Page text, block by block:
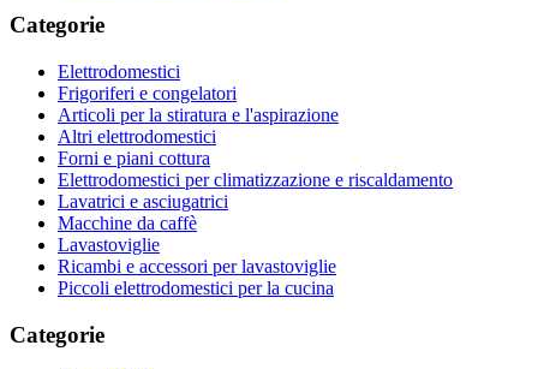
Categorie
Elettrodomestici
Frigoriferi e congelatori
Articoli per la stiratura e l'aspirazione
Altri elettrodomestici
Forni e piani cottura
Elettrodomestici per climatizzazione e riscaldamento
Lavatrici e asciugatrici
Macchine da caffè
Lavastoviglie
Ricambi e accessori per lavastoviglie
Piccoli elettrodomestici per la cucina
Categorie